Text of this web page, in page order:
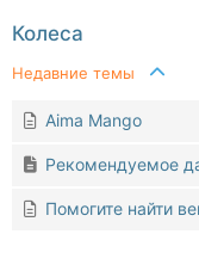
Колеса
Недавние темы
Aima Mango
Рекомендуемое
Помогите найти